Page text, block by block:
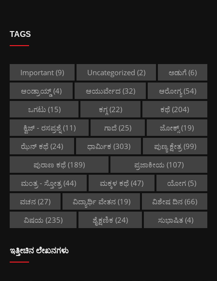
TAGS
Important (9) Uncategorized (2) ಅಡುಗೆ (6)
ಆಂಡ್ರಾಯ್ಡ್(4) ಆಯುರ್ವೇದ(32) ಆರೋಗ್ಯ (54)
ಒಗಟು(15) ಕಗ್ಗ(22) ಕಥೆ (204)
ಕ್ವಿಜ್ - ರಸಪ್ರಶ್ನೆ (11) ಗಾದೆ(25) ಜೋಕ್ಸ್ (19)
ಝೆನ್ ಕಥೆ(24) ಧಾರ್ಮಿಕ (303) ಪುಣ್ಯ ಕ್ಷೇತ್ರ(99)
ಪುರಾಣ ಕಥೆ (189) ಪ್ರಜಾಕೀಯ (107)
ಮಂತ್ರ - ಸ್ತೋತ್ರ(44) ಮಕ್ಕಳ ಕಥೆ(47) ಯೋಗ (5)
ವಚನ(27) ವಿದ್ಯಾರ್ಥಿ ವೇತನ(19) ವಿಶೇಷ ದಿನ (66)
ವಿಷಯ (235) ಶೈಕ್ಷಣಿಕ (24) ಸುಭಾಷಿತ (4)
ಇತ್ತೀಚಿನ ಲೇಖನಗಳು